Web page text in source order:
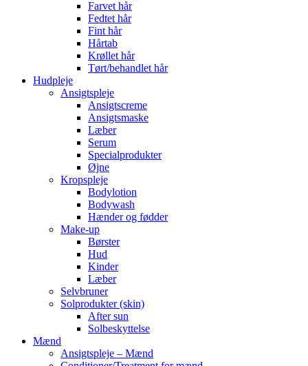
Farvet hår
Fedtet hår
Fint hår
Hårtab
Krøllet hår
Tørt/behandlet hår
Hudpleje
Ansigtspleje
Ansigtscreme
Ansigtsmaske
Læber
Serum
Specialprodukter
Øjne
Kropspleje
Bodylotion
Bodywash
Hænder og fødder
Make-up
Børster
Hud
Kinder
Læber
Selvbruner
Solprodukter (skin)
After sun
Solbeskyttelse
Mænd
Ansigtspleje – Mænd